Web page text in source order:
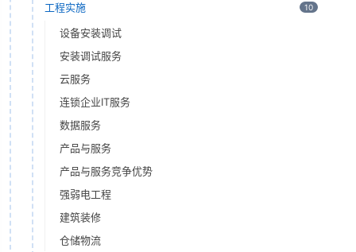
工程实施 10
设备安装调试
安装调试服务
云服务
连锁企业IT服务
数据服务
产品与服务
产品与服务竞争优势
强弱电工程
建筑装修
仓储物流